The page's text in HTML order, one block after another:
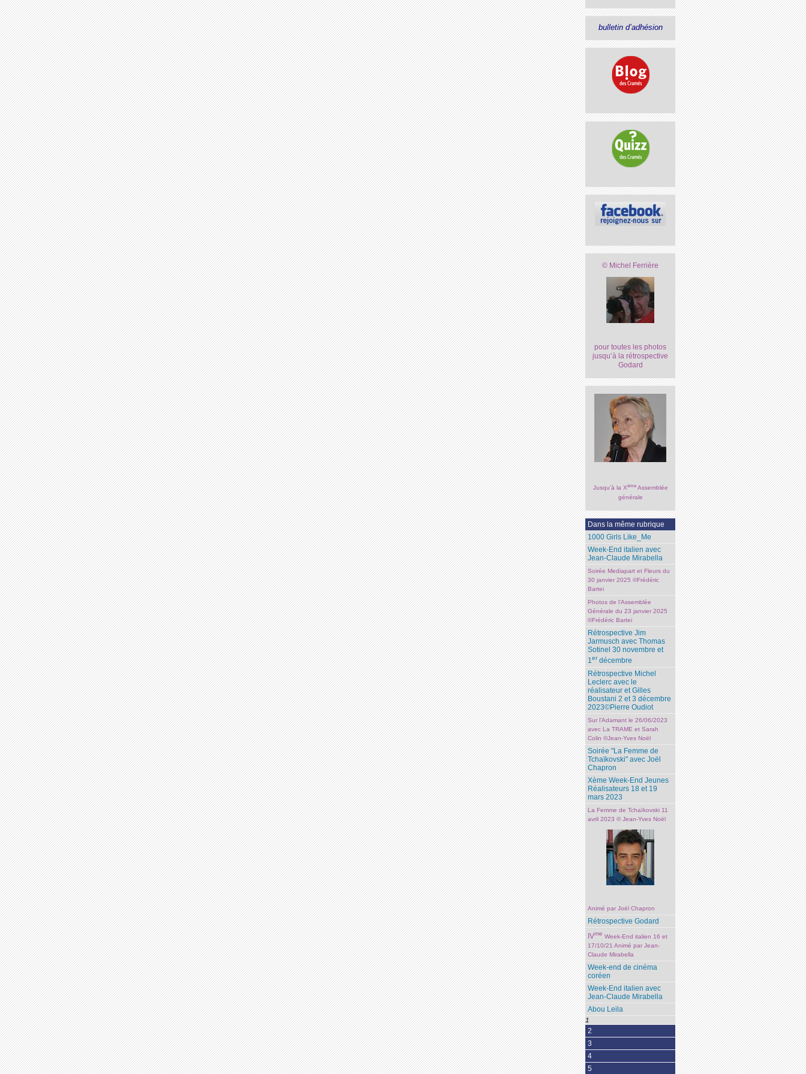
bulletin d’adhésion
© Michel Ferrière
pour toutes les photos
jusqu’à la rétrospective
Godard
Jusqu’à la XèmeAssemblée
générale
Dans la même rubrique
1000 Girls Like_Me
Week-End italien avec
Jean-Claude Mirabella
Soirée Mediapart et Fleurs du
30 janvier 2025 ©Frédéric
Bartei
Photos de l’Assemblée
Générale du 23 janvier 2025
©Frédéric Bartei
Rétrospective Jim
Jarmusch avec Thomas
Sotinel 30 novembre et
1er décembre
Rétrospective Michel
Leclerc avec le
réalisateur et Gilles
Boustani 2 et 3 décembre
2023©Pierre Oudiot
Sur l’Adamant le 26/06/2023
avec La TRAME et Sarah
Colin ©Jean-Yves Noël
Soirée "La Femme de
Tchaïkovski" avec Joël
Chapron
Xème Week-End Jeunes
Réalisateurs 18 et 19
mars 2023
La Femme de Tchaïkovski 11
avril 2023 © Jean-Yves Noël
Animé par Joël Chapron
Rétrospective Godard
IVme Week-End italien 16 et
17/10/21 Animé par Jean-
Claude Mirabella
Week-end de cinéma
coréen
Week-End italien avec
Jean-Claude Mirabella
Abou Leila
1
2
3
4
5